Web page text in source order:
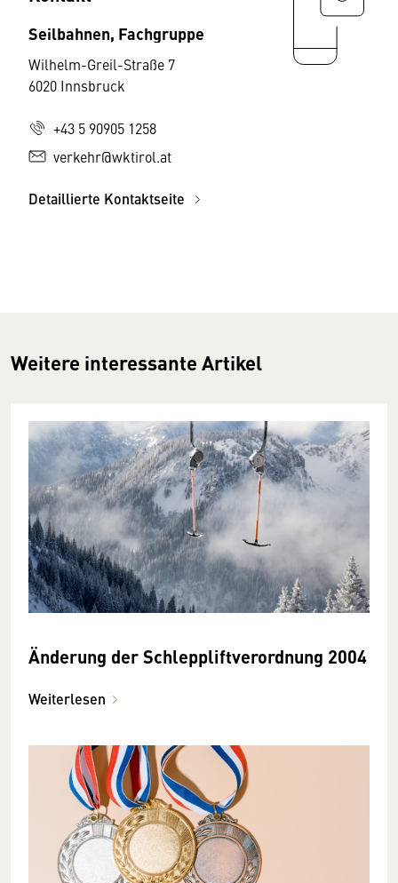
Seilbahnen, Fachgruppe
Wilhelm-Greil-Straße 7
6020 Innsbruck
+43 5 90905 1258
verkehr@wktirol.at
Detaillierte Kontaktseite
Weitere interessante Artikel
Änderung der Schleppliftverordnung 2004
Weiterlesen